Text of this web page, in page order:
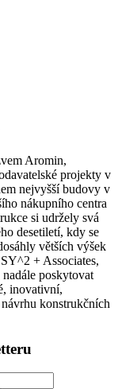
Aromin,
projekty v
nejvyšší budovy v
nákupního centra
si udržely svá
desetiletí, kdy se
větších výšek
+ Associates,
poskytovat
inovativní,
konstrukčních